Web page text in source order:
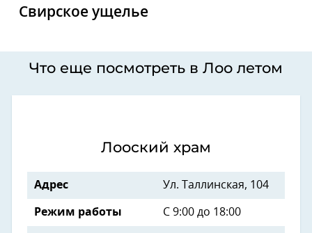
Свирское ущелье
Что еще посмотреть в Лоо летом
Лооский храм
Адрес Ул. Таллинская, 104
Режим работы С 9:00 до 18:00